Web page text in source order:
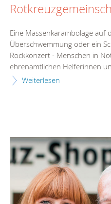
Eine Massenkarambolage auf
Überschwemmung oder ein
Rockkonzert - Menschen in
ehrenamtlichen Helferinnen
Weiterlesen